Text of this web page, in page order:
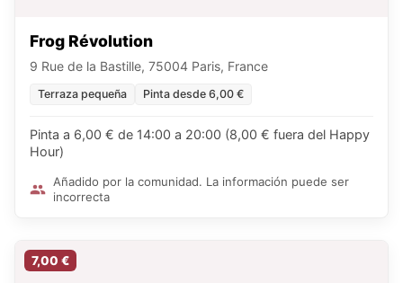
Frog Révolution
9 Rue de la Bastille, 75004 Paris, France
Terraza pequeña Pinta desde 6,00 €
Pinta a 6,00 € de 14:00 a 20:00 (8,00 € fuera del Happy
Hour)
Añadido por la comunidad. La información puede ser
incorrecta
7,00 €